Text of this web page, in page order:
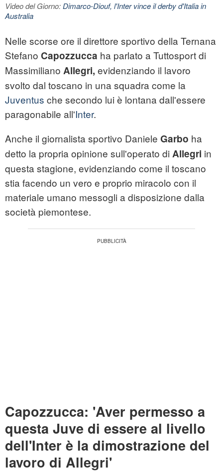
Video del Giorno:Dimarco-Diouf, l'Inter vince il derby d'Italia in
Australia
Nelle scorse ore il direttore sportivo della Ternana
Stefano Capozzucca ha parlato a Tuttosport di
Massimiliano Allegri, evidenziando il lavoro
svolto dal toscano in una squadra come la
Juventus che secondo lui è lontana dall'essere
paragonabile all'Inter.
Anche il giornalista sportivo Daniele Garbo ha
detto la propria opinione sull'operato di Allegri in
questa stagione, evidenziando come il toscano
stia facendo un vero e proprio miracolo con il
materiale umano messogli a disposizione dalla
società piemontese.
Capozzucca: 'Aver permesso a
questa Juve di essere al livello
dell'Inter è la dimostrazione del
lavoro di Allegri'